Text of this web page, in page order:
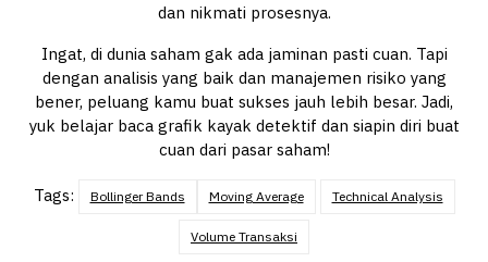
dan nikmati prosesnya.
Ingat, di dunia saham gak ada jaminan pasti cuan. Tapi
dengan analisis yang baik dan manajemen risiko yang
bener, peluang kamu buat sukses jauh lebih besar. Jadi,
yuk belajar baca grafik kayak detektif dan siapin diri buat
cuan dari pasar saham!
Tags: Bollinger Bands Moving Average Technical Analysis
Volume Transaksi